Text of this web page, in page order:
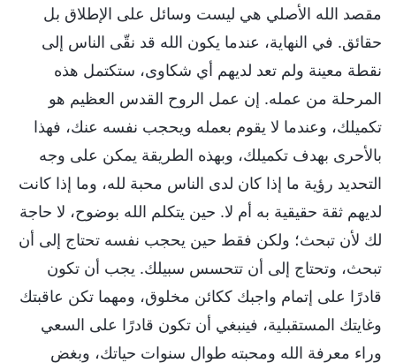
مقصد الله الأصلي هي ليست وسائل على الإطلاق بل
حقائق. في النهاية، عندما يكون الله قد نقّى الناس إلى
نقطة معينة ولم تعد لديهم أي شكاوى، ستكتمل هذه
المرحلة من عمله. إن عمل الروح القدس العظيم هو
تكميلك، وعندما لا يقوم بعمله ويحجب نفسه عنك، فهذا
بالأحرى بهدف تكميلك، وبهذه الطريقة يمكن على وجه
التحديد رؤية ما إذا كان لدى الناس محبة لله، وما إذا كانت
لديهم ثقة حقيقية به أم لا. حين يتكلم الله بوضوح، لا حاجة
لك لأن تبحث؛ ولكن فقط حين يحجب نفسه تحتاج إلى أن
تبحث، وتحتاج إلى أن تتحسس سبيلك. يجب أن تكون
قادرًا على إتمام واجبك ككائن مخلوق، ومهما تكن عاقبتك
وغايتك المستقبلية، فينبغي أن تكون قادرًا على السعي
وراء معرفة الله ومحبته طوال سنوات حياتك، وبغض